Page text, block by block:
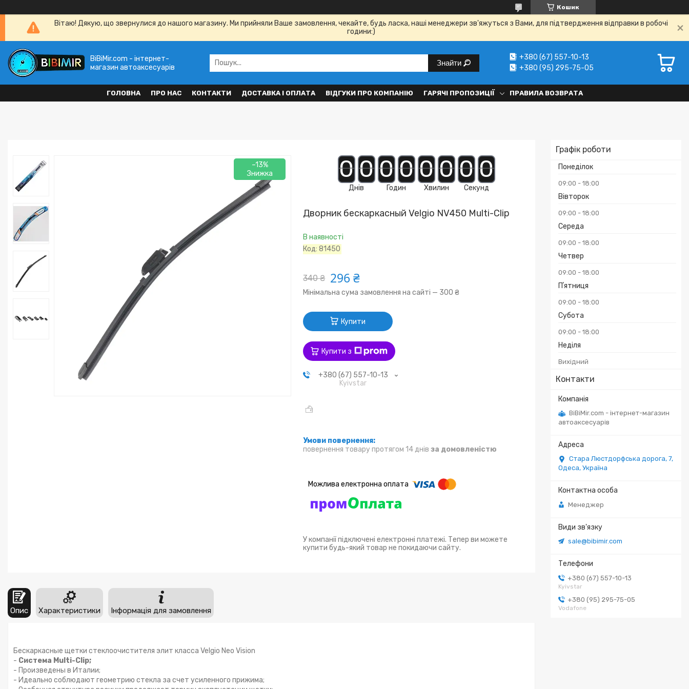
Кошик
Вітаю! Дякую, що звернулися до нашого магазину. Ми прийняли Ваше замовлення, чекайте, будь ласка, наші менеджери зв'яжуться з Вами, для підтвердження відправки в робочі
години:)
BiBiMir.com - інтернет-
магазин автоаксесуарів
Знайти
+380 (67) 557-10-13
+380 (95) 295-75-05
ГОЛОВНА ПРО НАС КОНТАКТИ ДОСТАВКА І ОПЛАТА ВІДГУКИ ПРО КОМПАНІЮ ГАРЯЧІ ПРОПОЗИЦІЇ ПРАВИЛА ВОЗВРАТА
Графік роботи
Понеділок
09:00 18:00
Вівторок
09:00 18:00
Середа
09:00 18:00
Четвер
09:00 18:00
Пʼятниця
09:00 18:00
Субота
09:00 18:00
Неділя
Вихідний
Контакти
BiBiMir.com - інтернет-магазин
автоаксесуарів
Стара Люстдорфська дорога, 7,
Одеса, Україна
Менеджер
sale@bibimir.com
+380 (67) 557-10-13
Kyivstar
+380 (95) 295-75-05
Vodafone
–13% 00
Днів
00
Годин
00
Хвилин
00
Секунд
Дворник бескаркасный Velgio NV450 Multi-Clip
В наявності
Код:81450
340 ₴ 296 ₴
Мінімальна сума замовлення на сайті — 300 ₴
Купити
Купити з
+380 (67) 557-10-13
Kyivstar
повернення товару протягом 14 днів за домовленістю
У компанії підключені електронні платежі. Тепер ви можете
купити будь-який товар не покидаючи сайту.
Опис Характеристики Інформація для замовлення
Бескаркасные щетки стеклоочистителя элит класса Velgio Neo Vision
- Система Multi-Clip;
- Произведены в Италии;
- Идеально соблюдают геометрию стекла за счет усиленного прижима;